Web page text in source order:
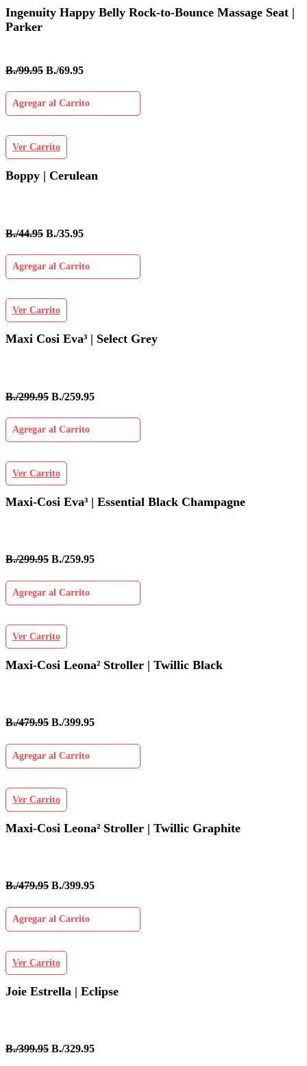
Ingenuity Happy Belly Rock-to-Bounce Massage Seat |
Parker
B./99.95 B./69.95
Agregar al Carrito
Ver Carrito
Boppy | Cerulean
B./44.95 B./35.95
Agregar al Carrito
Ver Carrito
Maxi Cosi Eva³ | Select Grey
B./299.95 B./259.95
Agregar al Carrito
Ver Carrito
Maxi-Cosi Eva³ | Essential Black Champagne
B./299.95 B./259.95
Agregar al Carrito
Ver Carrito
Maxi-Cosi Leona² Stroller | Twillic Black
B./479.95 B./399.95
Agregar al Carrito
Ver Carrito
Maxi-Cosi Leona² Stroller | Twillic Graphite
B./479.95 B./399.95
Agregar al Carrito
Ver Carrito
Joie Estrella | Eclipse
B./399.95 B./329.95